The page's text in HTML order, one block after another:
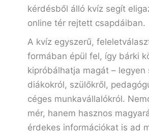
kérdésből álló kvíz segít
online tér rejtett csapdáiban.
A kvíz egyszerű,
formában épül fel, így bárki
kipróbálhatja magát – legyen
diákokról, szülőkről,
céges munkavállalókról.
mér, hanem hasznos
érdekes információkat is ad